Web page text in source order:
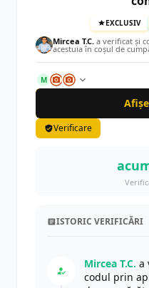
EXCLUSIV
Mircea T.C. a verificat și
acestuia în coșul de
M
Verificare
ISTORIC VERIFICĂRI
Mircea T.C. a
codul prin